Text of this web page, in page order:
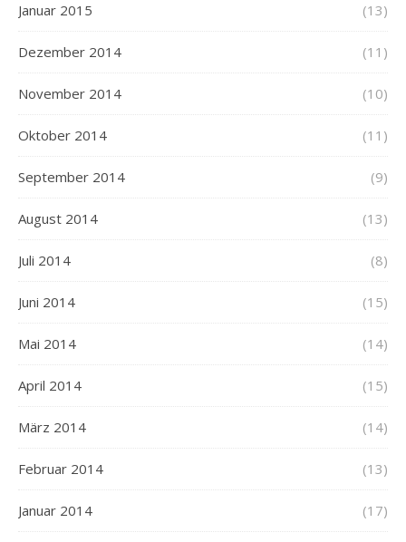
Januar 2015 (13)
Dezember 2014 (11)
November 2014 (10)
Oktober 2014 (11)
September 2014 (9)
August 2014 (13)
Juli 2014 (8)
Juni 2014 (15)
Mai 2014 (14)
April 2014 (15)
März 2014 (14)
Februar 2014 (13)
Januar 2014 (17)